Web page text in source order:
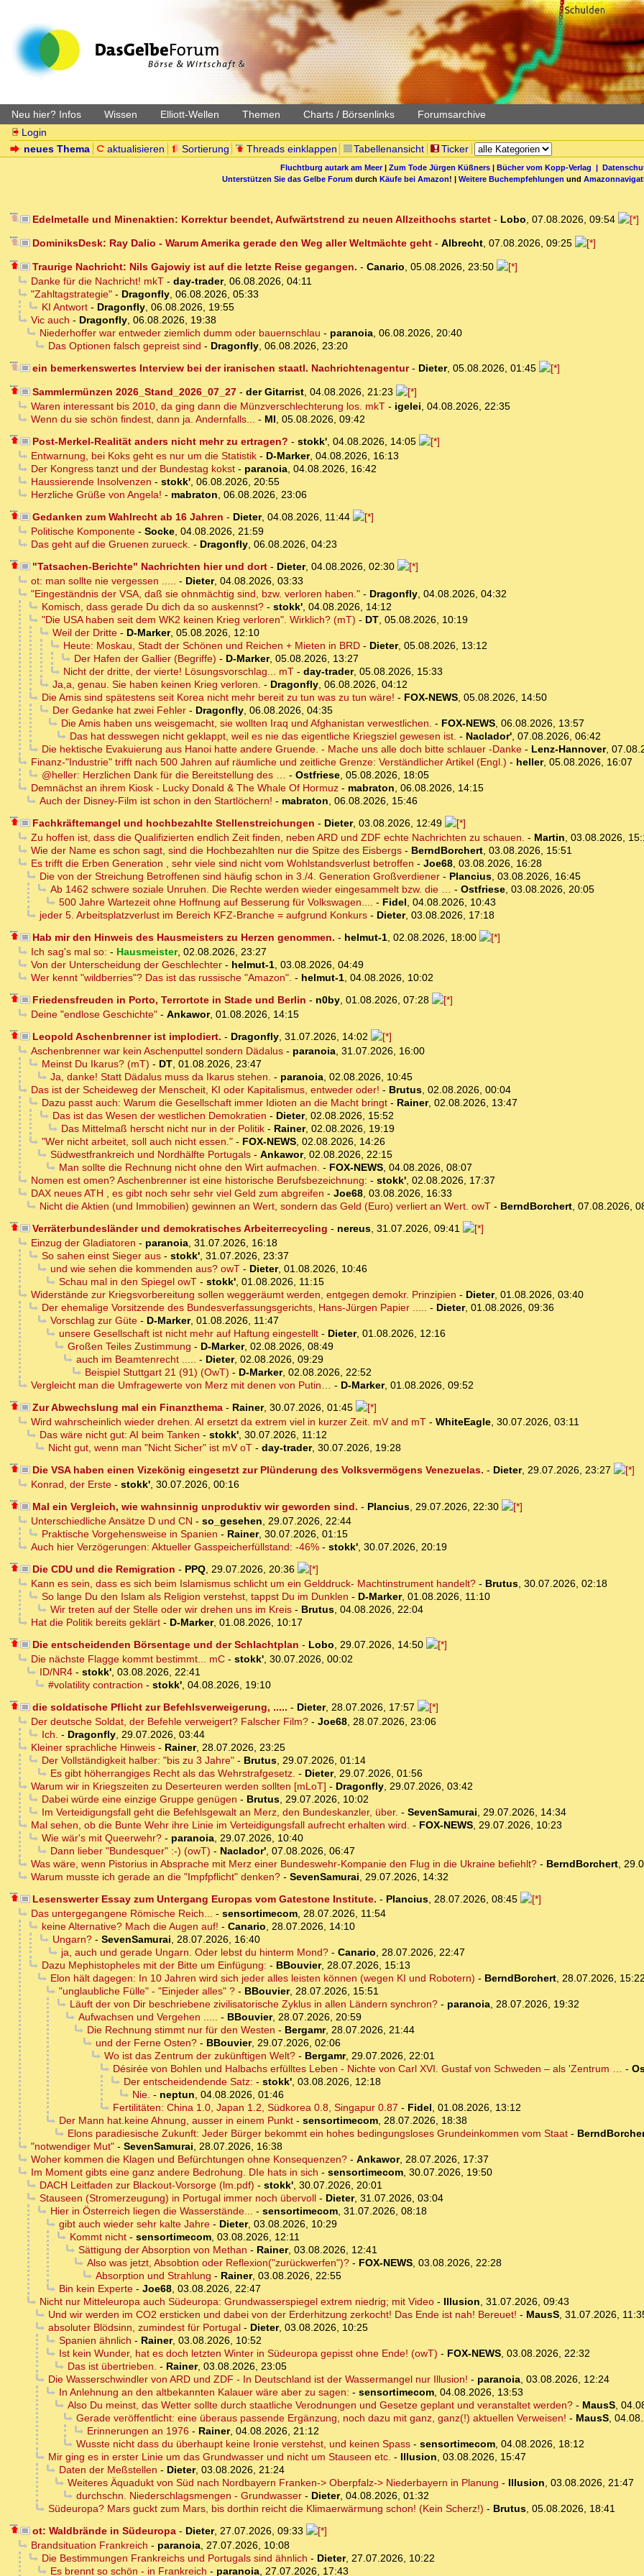
Neu hier? Infos Wissen Elliott-Wellen Themen Charts / Börsenlinks
Forumsarchive
Login
neues Thema
aktualisieren Sortierung Threads einklappen Tabellenansicht Ticker
Fluchtburg autark am Meer| Zum Tode Jürgen Küßners| Bücher vom Kopp-Verlag |
Unterstützen Sie das Gelbe Forum durch Käufe bei Amazon! | Weitere Buchempfehlungen und
Edelmetalle und Minenaktien: Korrektur beendet, Aufwärtstrend zu neuen Allzeithochs startet- Lobo, 07.08.2026, 09:54
DominiksDesk: Ray Dalio - Warum Amerika gerade den Weg aller Weltmächte geht- Albrecht, 07.08.2026, 09:25
Traurige Nachricht: Nils Gajowiy ist auf die letzte Reise gegangen. - Canario, 05.08.2026, 23:50
Danke für die Nachricht! mkT- day-trader, 06.08.2026, 04:11
"Zahltagstrategie"- Dragonfly, 06.08.2026, 05:33
KI Antwort- Dragonfly, 06.08.2026, 19:55
Vic auch - Dragonfly, 06.08.2026, 19:38
Niederhoffer war entweder ziemlich dumm oder bauernschlau - paranoia, 06.08.2026, 20:40
Das Optionen falsch gepreist sind - Dragonfly, 06.08.2026, 23:20
ein bemerkenswertes Interview bei der iranischen staatl. Nachrichtenagentur- Dieter, 05.08.2026, 01:45
Sammlermünzen 2026_Stand_2026_07_27- der Gitarrist, 04.08.2026, 21:23
Waren interessant bis 2010, da ging dann die Münzverschlechterung los. mkT- igelei, 04.08.2026, 22:35
Wenn du sie schön findest, dann ja. Andernfalls... - MI, 05.08.2026, 09:42
Post-Merkel-Realität anders nicht mehr zu ertragen? - stokk', 04.08.2026, 14:05
Entwarnung, bei Koks geht es nur um die Statistik- D-Marker, 04.08.2026, 16:13
Der Kongress tanzt und der Bundestag kokst- paranoia, 04.08.2026, 16:42
Haussierende Insolvenzen - stokk', 06.08.2026, 20:55
Herzliche Grüße von Angela! - mabraton, 06.08.2026, 23:06
Gedanken zum Wahlrecht ab 16 Jahren - Dieter, 04.08.2026, 11:44
Politische Komponente- Socke, 04.08.2026, 21:59
Das geht auf die Gruenen zurueck. - Dragonfly, 06.08.2026, 04:23
"Tatsachen-Berichte" Nachrichten hier und dort- Dieter, 04.08.2026, 02:30
ot: man sollte nie vergessen ..... - Dieter, 04.08.2026, 03:33
"Eingeständnis der VSA, daß sie ohnmächtig sind, bzw. verloren haben."- Dragonfly, 04.08.2026, 04:32
Komisch, dass gerade Du dich da so auskennst?- stokk', 04.08.2026, 14:12
"Die USA haben seit dem WK2 keinen Krieg verloren". Wirklich? (mT) - DT, 05.08.2026, 10:19
Weil der Dritte- D-Marker, 05.08.2026, 12:10
Heute: Moskau, Stadt der Schönen und Reichen + Mieten in BRD- Dieter, 05.08.2026, 13:12
Der Hafen der Gallier (Begriffe) - D-Marker, 05.08.2026, 13:27
Nicht der dritte, der vierte! Lösungsvorschlag... mT- day-trader, 05.08.2026, 15:33
Ja,a, genau. Sie haben keinen Krieg verloren. - Dragonfly, 06.08.2026, 04:12
Die Amis sind spätestens seit Korea nicht mehr bereit zu tun was zu tun wäre! - FOX-NEWS, 05.08.2026, 14:50
Der Gedanke hat zwei Fehler- Dragonfly, 06.08.2026, 04:35
Die Amis haben uns weisgemacht, sie wollten Iraq und Afghanistan verwestlichen. - FOX-NEWS, 06.08.2026, 13:57
Das hat desswegen nicht geklappt, weil es nie das eigentliche Kriegsziel gewesen ist. - Naclador', 07.08.2026, 06:42
Die hektische Evakuierung aus Hanoi hatte andere Gruende. - Mache uns alle doch bitte schlauer -Danke- Lenz-Hannover,
Finanz-"Industrie" trifft nach 500 Jahren auf räumliche und zeitliche Grenze: Verständlicher Artikel (Engl.) - heller, 05.08.2026, 16:07
@heller: Herzlichen Dank für die Bereitstellung des … - Ostfriese, 05.08.2026, 18:05
Demnächst an ihrem Kiosk - Lucky Donald & The Whale Of Hormuz- mabraton, 06.08.2026, 14:15
Auch der Disney-Film ist schon in den Startlöchern! - mabraton, 06.08.2026, 15:46
Fachkräftemangel und hochbezahlte Stellenstreichungen - Dieter, 03.08.2026, 12:49
Zu hoffen ist, dass die Qualifizierten endlich Zeit finden, neben ARD und ZDF echte Nachrichten zu schauen. - Martin, 03.08.2026,
Wie der Name es schon sagt, sind die Hochbezahlten nur die Spitze des Eisbergs- BerndBorchert, 03.08.2026, 15:51
Es trifft die Erben Generation , sehr viele sind nicht vom Wohlstandsverlust betroffen - Joe68, 03.08.2026, 16:28
Die von der Streichung Betroffenen sind häufig schon in 3./4. Generation Großverdiener- Plancius, 03.08.2026, 16:45
Ab 1462 schwere soziale Unruhen. Die Rechte werden wieder eingesammelt bzw. die … - Ostfriese, 03.08.2026, 20:05
500 Jahre Wartezeit ohne Hoffnung auf Besserung für Volkswagen.... - Fidel, 04.08.2026, 10:43
jeder 5. Arbeitsplatzverlust im Bereich KFZ-Branche = aufgrund Konkurs- Dieter, 03.08.2026, 17:18
Hab mir den Hinweis des Hausmeisters zu Herzen genommen. - helmut-1, 02.08.2026, 18:00
Ich sag's mal so: - Hausmeister, 02.08.2026, 23:27
Von der Unterscheidung der Geschlechter- helmut-1, 03.08.2026, 04:49
Wer kennt "wildberries"? Das ist das russische "Amazon". - helmut-1, 04.08.2026, 10:02
Friedensfreuden in Porto, Terrortote in Stade und Berlin - n0by, 01.08.2026, 07:28
Deine "endlose Geschichte"- Ankawor, 01.08.2026, 14:15
Leopold Aschenbrenner ist implodiert. - Dragonfly, 31.07.2026, 14:02
Aschenbrenner war kein Aschenputtel sondern Dädalus- paranoia, 31.07.2026, 16:00
Meinst Du Ikarus? (mT) - DT, 01.08.2026, 23:47
Ja, danke! Statt Dädalus muss da Ikarus stehen. - paranoia, 02.08.2026, 10:45
Das ist der Scheideweg der Menscheit, KI oder Kapitalismus, entweder oder! - Brutus, 02.08.2026, 00:04
Dazu passt auch: Warum die Gesellschaft immer Idioten an die Macht bringt- Rainer, 02.08.2026, 13:47
Das ist das Wesen der westlichen Demokratien - Dieter, 02.08.2026, 15:52
Das Mittelmaß herscht nicht nur in der Politik- Rainer, 02.08.2026, 19:19
"Wer nicht arbeitet, soll auch nicht essen."- FOX-NEWS, 02.08.2026, 14:26
Südwestfrankreich und Nordhälfte Portugals- Ankawor, 02.08.2026, 22:15
Man sollte die Rechnung nicht ohne den Wirt aufmachen. - FOX-NEWS, 04.08.2026, 08:07
Nomen est omen? Aschenbrenner ist eine historische Berufsbezeichnung: - stokk', 02.08.2026, 17:37
DAX neues ATH , es gibt noch sehr sehr viel Geld zum abgreifen - Joe68, 03.08.2026, 16:33
Nicht die Aktien (und Immobilien) gewinnen an Wert, sondern das Geld (Euro) verliert an Wert. owT- BerndBorchert, 07.08.2026,
Verräterbundesländer und demokratisches Arbeiterrecycling - nereus, 31.07.2026, 09:41
Einzug der Gladiatoren - paranoia, 31.07.2026, 16:18
So sahen einst Sieger aus- stokk', 31.07.2026, 23:37
und wie sehen die kommenden aus? owT- Dieter, 01.08.2026, 10:46
Schau mal in den Spiegel owT- stokk', 01.08.2026, 11:15
Widerstände zur Kriegsvorbereitung sollen weggeräumt werden, entgegen demokr. Prinzipien - Dieter, 01.08.2026, 03:40
Der ehemalige Vorsitzende des Bundesverfassungsgerichts, Hans-Jürgen Papier ..... - Dieter, 01.08.2026, 09:36
Vorschlag zur Güte- D-Marker, 01.08.2026, 11:47
unsere Gesellschaft ist nicht mehr auf Haftung eingestellt- Dieter, 01.08.2026, 12:16
Großen Teiles Zustimmung - D-Marker, 02.08.2026, 08:49
auch im Beamtenrecht ..... - Dieter, 02.08.2026, 09:29
Beispiel Stuttgart 21 (91) (OwT) - D-Marker, 02.08.2026, 22:52
Vergleicht man die Umfragewerte von Merz mit denen von Putin… - D-Marker, 01.08.2026, 09:52
Zur Abwechslung mal ein Finanzthema- Rainer, 30.07.2026, 01:45
Wird wahrscheinlich wieder drehen. AI ersetzt da extrem viel in kurzer Zeit. mV and mT- WhiteEagle, 30.07.2026, 03:11
Das wäre nicht gut: AI beim Tanken - stokk', 30.07.2026, 11:12
Nicht gut, wenn man "Nicht Sicher" ist mV oT- day-trader, 30.07.2026, 19:28
Die VSA haben einen Vizekönig eingesetzt zur Plünderung des Volksvermögens Venezuelas. - Dieter, 29.07.2026, 23:27
Konrad, der Erste- stokk', 30.07.2026, 00:16
Mal ein Vergleich, wie wahnsinnig unproduktiv wir geworden sind. - Plancius, 29.07.2026, 22:30
Unterschiedliche Ansätze D und CN - so_gesehen, 29.07.2026, 22:44
Praktische Vorgehensweise in Spanien - Rainer, 30.07.2026, 01:15
Auch hier Verzögerungen: Aktueller Gasspeicherfüllstand: -46%- stokk', 30.07.2026, 20:19
Die CDU und die Remigration - PPQ, 29.07.2026, 20:36
Kann es sein, dass es sich beim Islamismus schlicht um ein Gelddruck- Machtinstrument handelt?- Brutus, 30.07.2026, 02:18
So lange Du den Islam als Religion verstehst, tappst Du im Dunklen - D-Marker, 01.08.2026, 11:10
Wir treten auf der Stelle oder wir drehen uns im Kreis- Brutus, 04.08.2026, 22:04
Hat die Politik bereits geklärt- D-Marker, 01.08.2026, 10:17
Die entscheidenden Börsentage und der Schlachtplan - Lobo, 29.07.2026, 14:50
Die nächste Flagge kommt bestimmt... mC- stokk', 30.07.2026, 00:02
ID/NR4- stokk', 03.08.2026, 22:41
#volatility contraction - stokk', 04.08.2026, 19:10
die soldatische Pflicht zur Befehlsverweigerung, ..... - Dieter, 28.07.2026, 17:57
Der deutsche Soldat, der Befehle verweigert? Falscher Film?- Joe68, 28.07.2026, 23:06
Ich. - Dragonfly, 29.07.2026, 03:44
Kleiner sprachliche Hinweis- Rainer, 28.07.2026, 23:25
Der Vollständigkeit halber: "bis zu 3 Jahre"- Brutus, 29.07.2026, 01:14
Es gibt höherrangiges Recht als das Wehrstrafgesetz. - Dieter, 29.07.2026, 01:56
Warum wir in Kriegszeiten zu Deserteuren werden sollten [mLoT] - Dragonfly, 29.07.2026, 03:42
Dabei würde eine einzige Gruppe genügen - Brutus, 29.07.2026, 10:02
Im Verteidigungsfall geht die Befehlsgewalt an Merz, den Bundeskanzler, über. - SevenSamurai, 29.07.2026, 14:34
Mal sehen, ob die Bunte Wehr ihre Linie im Verteidigungsfall aufrecht erhalten wird. - FOX-NEWS, 29.07.2026, 10:23
Wie wär's mit Queerwehr?- paranoia, 29.07.2026, 10:40
Dann lieber "Bundesquer" :-) (owT) - Naclador', 07.08.2026, 06:47
Was wäre, wenn Pistorius in Absprache mit Merz einer Bundeswehr-Kompanie den Flug in die Ukraine befiehlt?- BerndBorchert,
Warum musste ich gerade an die "Impfpflicht" denken?- SevenSamurai, 29.07.2026, 14:32
Lesenswerter Essay zum Untergang Europas vom Gatestone Institute. - Plancius, 28.07.2026, 08:45
Das untergegangene Römische Reich... - sensortimecom, 28.07.2026, 11:54
keine Alternative? Mach die Augen auf! - Canario, 28.07.2026, 14:10
Ungarn?- SevenSamurai, 28.07.2026, 16:40
ja, auch und gerade Ungarn. Oder lebst du hinterm Mond?- Canario, 28.07.2026, 22:47
Dazu Mephistopheles mit der Bitte um Einfügung: - BBouvier, 28.07.2026, 15:13
Elon hält dagegen: In 10 Jahren wird sich jeder alles leisten können (wegen KI und Robotern) - BerndBorchert, 28.07.2026,
"unglaubliche Fülle" - "Einjeder alles" ?- BBouvier, 28.07.2026, 15:51
Läuft der von Dir beschriebene zivilisatorische Zyklus in allen Ländern synchron?- paranoia, 28.07.2026, 19:32
Aufwachsen und Vergehen ..... - BBouvier, 28.07.2026, 20:59
Die Rechnung stimmt nur für den Westen - Bergamr, 28.07.2026, 21:44
und der Ferne Osten?- BBouvier, 29.07.2026, 02:06
Wo ist das Zentrum der zukünftigen Welt?- Bergamr, 29.07.2026, 22:01
Désirée von Bohlen und Halbachs erfülltes Leben - Nichte von Carl XVI. Gustaf von Schweden – als 'Zentrum … -
Der entscheidendende Satz: - stokk', 03.08.2026, 12:18
Nie. - neptun, 04.08.2026, 01:46
Fertilitäten: China 1.0, Japan 1.2, Südkorea 0.8, Singapur 0.87 - Fidel, 01.08.2026, 13:12
Der Mann hat.keine Ahnung, ausser in einem Punkt- sensortimecom, 28.07.2026, 18:38
Elons paradiesische Zukunft: Jeder Bürger bekommt ein hohes bedingungsloses Grundeinkommen vom Staat-
"notwendiger Mut"- SevenSamurai, 28.07.2026, 16:38
Woher kommen die Klagen und Befürchtungen ohne Konsequenzen?- Ankawor, 28.07.2026, 17:37
Im Moment gibts eine ganz andere Bedrohung. DIe hats in sich - sensortimecom, 30.07.2026, 19:50
DACH Leitfaden zur Blackout-Vorsorge (lm.pdf) - stokk', 30.07.2026, 20:01
Stauseen (Stromerzeugung) in Portugal immer noch übervoll- Dieter, 31.07.2026, 03:04
Hier in Österreich liegen die Wasserstände... - sensortimecom, 31.07.2026, 08:18
gibt auch wieder sehr kalte Jahre- Dieter, 03.08.2026, 10:29
Kommt nicht- sensortimecom, 03.08.2026, 12:11
Sättigung der Absorption von Methan - Rainer, 03.08.2026, 12:41
Also was jetzt, Absobtion oder Reflexion("zurückwerfen")?- FOX-NEWS, 03.08.2026, 22:28
Absorption und Strahlung - Rainer, 03.08.2026, 22:55
Bin kein Experte- Joe68, 03.08.2026, 22:47
Nicht nur Mitteleuropa auch Südeuropa: Grundwasserspiegel extrem niedrig; mit Video- Illusion, 31.07.2026, 09:43
Und wir werden im CO2 ersticken und dabei von der Erderhitzung zerkocht! Das Ende ist nah! Bereuet! - MausS, 31.07.2026,
absoluter Blödsinn, zumindest für Portugal- Dieter, 03.08.2026, 10:25
Spanien ähnlich - Rainer, 03.08.2026, 10:52
Ist kein Wunder, hat es doch letzten Winter in Südeuropa gepisst ohne Ende! (owT) - FOX-NEWS, 03.08.2026, 22:32
Das ist übertrieben. - Rainer, 03.08.2026, 23:05
Die Wasserschwindler von ARD und ZDF - In Deutschland ist der Wassermangel nur Illusion! - paranoia, 03.08.2026, 12:24
In Anlehnung an den altbekannten Kalauer wäre aber zu sagen: - sensortimecom, 04.08.2026, 13:53
Also Du meinst, das Wetter sollte durch staatliche Verodnungen und Gesetze geplant und veranstaltet werden?- MausS,
Gerade veröffentlicht: eine überaus passende Ergänzung, noch dazu mit ganz, ganz(!) aktuellen Verweisen! - MausS,
Erinnerungen an 1976- Rainer, 04.08.2026, 21:12
Wusste nicht dass du überhaupt keine Ironie verstehst, und keinen Spass- sensortimecom, 04.08.2026, 18:12
Mir ging es in erster Linie um das Grundwasser und nicht um Stauseen etc. - Illusion, 03.08.2026, 15:47
Daten der Meßstellen - Dieter, 03.08.2026, 21:24
Weiteres Äquadukt von Süd nach Nordbayern Franken-> Oberpfalz-> Niederbayern in Planung - Illusion, 03.08.2026, 21:47
durchschn. Niederschlagsmengen - Grundwasser- Dieter, 04.08.2026, 01:32
Südeuropa? Mars guckt zum Mars, bis dorthin reicht die Klimaerwärmung schon! (Kein Scherz!) - Brutus, 05.08.2026, 18:41
ot: Waldbrände in Südeuropa- Dieter, 27.07.2026, 09:33
Brandsituation Frankreich - paranoia, 27.07.2026, 10:08
Die Bestimmungen Frankreichs und Portugals sind ähnlich - Dieter, 27.07.2026, 10:22
Es brennt so schön - in Frankreich - paranoia, 27.07.2026, 17:43